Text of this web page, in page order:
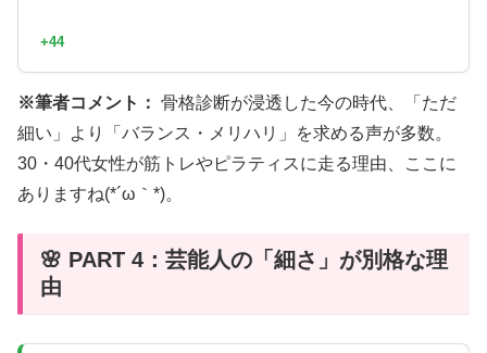
+44
※筆者コメント： 骨格診断が浸透した今の時代、「ただ
細い」より「バランス・メリハリ」を求める声が多数。
30・40代女性が筋トレやピラティスに走る理由、ここに
ありますね(*´ω｀*)。
🌸 PART 4：芸能人の「細さ」が別格な理
由